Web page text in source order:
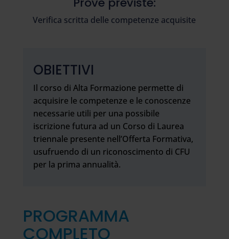
Verifica scritta delle competenze acquisite
OBIETTIVI
Il corso di Alta Formazione permette di
acquisire le competenze e le conoscenze
necessarie utili per una possibile
iscrizione futura ad un Corso di Laurea
triennale presente nell’Offerta Formativa,
usufruendo di un riconoscimento di CFU
per la prima annualità.
PROGRAMMA
COMPLETO